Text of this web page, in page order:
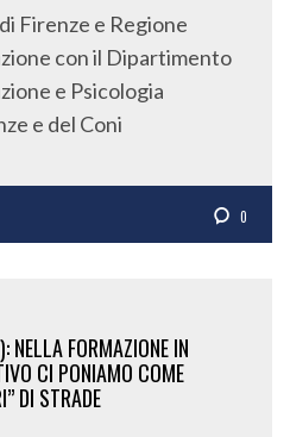
con il Dipartimento
e Psicologia
e del Coni
CI PONIAMO COME
DI STRADE